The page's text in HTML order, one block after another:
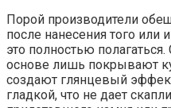
Порой производители
после нанесения того или
это полностью
основе лишь покрывают
создают глянцевый
гладкой, что не дает